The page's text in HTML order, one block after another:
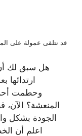
قد نتلقى عمولة على
هل سبق لك أن
وحطمت
المنعشة؟
الجودة بشكل
اعلم أن